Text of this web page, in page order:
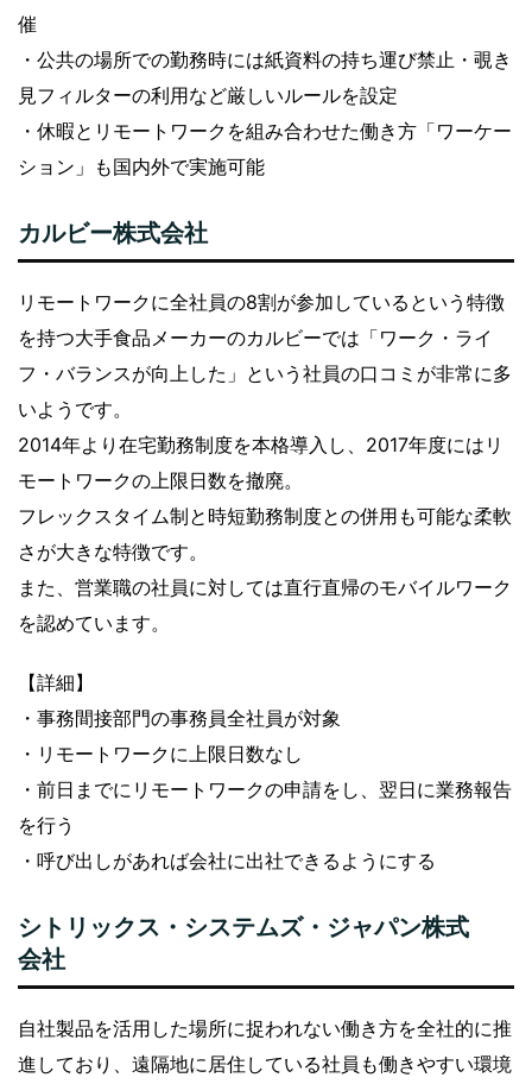
催
・公共の場所での勤務時には紙資料の持ち運び禁止・覗き
見フィルターの利用など厳しいルールを設定
・休暇とリモートワークを組み合わせた働き方「ワーケー
ション」も国内外で実施可能
カルビー株式会社
リモートワークに全社員の8割が参加しているという特徴
を持つ大手食品メーカーのカルビーでは「ワーク・ライ
フ・バランスが向上した」という社員の口コミが非常に多
いようです。
2014年より在宅勤務制度を本格導入し、2017年度にはリ
モートワークの上限日数を撤廃。
フレックスタイム制と時短勤務制度との併用も可能な柔軟
さが大きな特徴です。
また、営業職の社員に対しては直行直帰のモバイルワーク
を認めています。
【詳細】
・事務間接部門の事務員全社員が対象
・リモートワークに上限日数なし
・前日までにリモートワークの申請をし、翌日に業務報告
を行う
・呼び出しがあれば会社に出社できるようにする
シトリックス・システムズ・ジャパン株式
会社
自社製品を活用した場所に捉われない働き方を全社的に推
進しており、遠隔地に居住している社員も働きやすい環境